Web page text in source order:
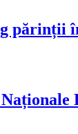
părinții